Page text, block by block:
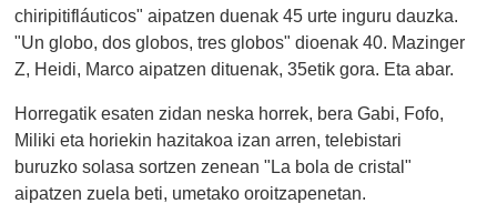
chiripitifláuticos" aipatzen duenak 45 urte inguru dauzka.
"Un globo, dos globos, tres globos" dioenak 40. Mazinger
Z, Heidi, Marco aipatzen dituenak, 35etik gora. Eta abar.
Horregatik esaten zidan neska horrek, bera Gabi, Fofo,
Miliki eta horiekin hazitakoa izan arren, telebistari
buruzko solasa sortzen zenean "La bola de cristal"
aipatzen zuela beti, umetako oroitzapenetan.